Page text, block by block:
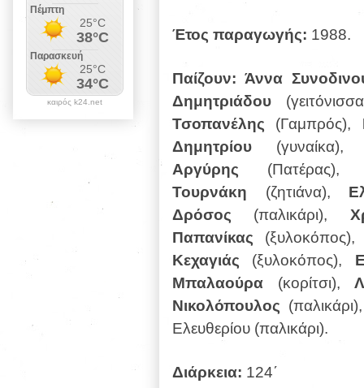
Έτος παραγωγής: 1988.
Παίζουν: Άννα
Δημητριάδου
Τσοπανέλης (Γαμπρός),
Δημητρίου (γυναίκα),
Αργύρης
Τουρνάκη (ζητιάνα),
Δρόσος (παλικάρι),
Παπανίκας (ξυλοκόπος),
Κεχαγιάς (ξυλοκόπος),
Μπαλαούρα (κορίτσι),
Νικολόπουλος
Ελευθερίου (παλικάρι).
Διάρκεια: 124΄
καιρός k24.net